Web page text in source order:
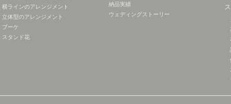
横ラインのアレンジメント
立体型のアレンジメント
ブーケ
スタンド花
納品実績
ウェディングストーリー